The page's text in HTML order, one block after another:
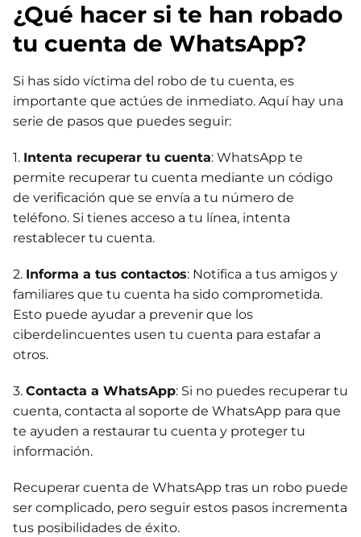
¿Qué hacer si te han robado
tu cuenta de WhatsApp?
Si has sido víctima del robo de tu cuenta, es
importante que actúes de inmediato. Aquí hay una
serie de pasos que puedes seguir:
1. Intenta recuperar tu cuenta: WhatsApp te
permite recuperar tu cuenta mediante un código
de verificación que se envía a tu número de
teléfono. Si tienes acceso a tu línea, intenta
restablecer tu cuenta.
2. Informa a tus contactos: Notifica a tus amigos y
familiares que tu cuenta ha sido comprometida.
Esto puede ayudar a prevenir que los
ciberdelincuentes usen tu cuenta para estafar a
otros.
3. Contacta a WhatsApp: Si no puedes recuperar tu
cuenta, contacta al soporte de WhatsApp para que
te ayuden a restaurar tu cuenta y proteger tu
información.
Recuperar cuenta de WhatsApp tras un robo puede
ser complicado, pero seguir estos pasos incrementa
tus posibilidades de éxito.